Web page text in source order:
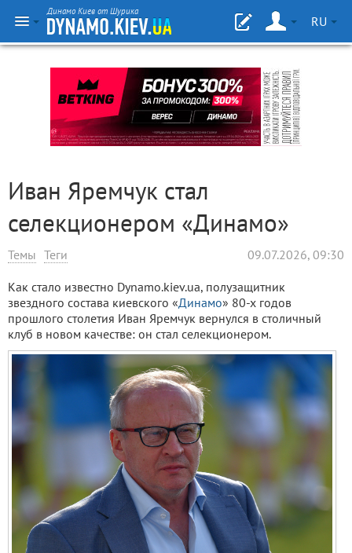
Динамо Киев от Шурика
RU
Иван Яремчук стал
селекционером «Динамо»
Темы Теги 09.07.2026, 09:30
Как стало известно Dynamo.kiev.ua, полузащитник
звездного состава киевского «Динамо» 80-х годов
прошлого столетия Иван Яремчук вернулся в столичный
клуб в новом качестве: он стал селекционером.